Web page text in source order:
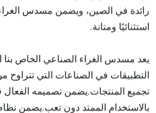
رائدة في الصين، ويضمن مسدس الغراء
استثنائيًا ومتانة.
يعد مسدس الغراء الصناعي الخاص بنا
التطبيقات في الصناعات التي تتراوح
تجميع المنتجات.يضمن تصميمه
بالاستخدام الممتد دون تعب.يضمن